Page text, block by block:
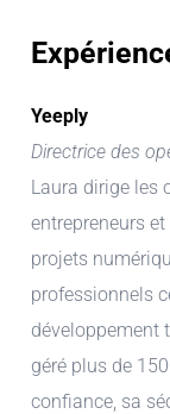
Yeeply
Directrice des
Laura dirige les
entrepreneurs
projets
professionnels
développement
géré plus de
confiance, sa